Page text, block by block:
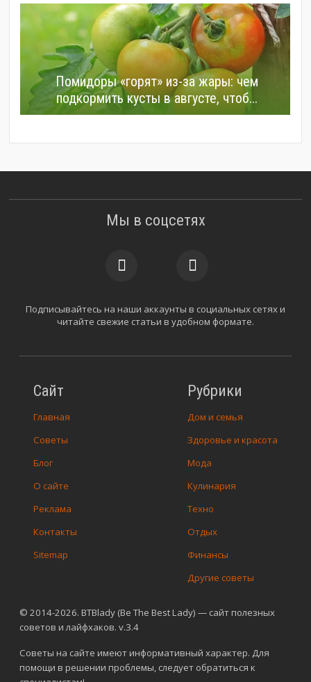
Помидоры «горят» из-за жары: чем
подкормить кусты в августе, чтоб...
© 2014-2026. BTBlady (Be The Best Lady) — сайт полезных
советов и лайфхаков. v.3.4
Советы на сайте имеют информативный характер. Для
помощи в решении проблемы, следует обратиться к
Сайт
Главная
Советы
Блог
О сайте
Реклама
Контакты
Sitemap
Рубрики
Дом и семья
Здоровье и красота
Мода
Кулинария
Техно
Отдых
Финансы
Другие советы
Мы в соцсетях
Подписывайтесь на наши аккаунты в социальных сетях и
читайте свежие статьи в удобном формате.